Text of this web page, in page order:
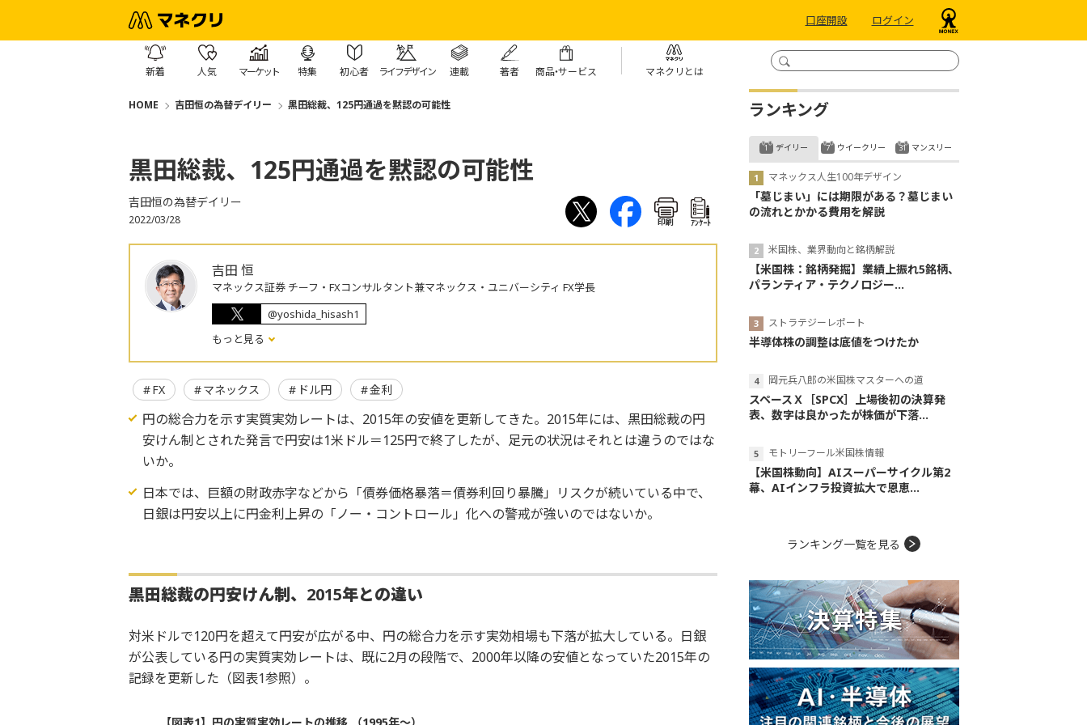
口座開設 ログイン
新着 人気 マーケット 特集 初心者 ライフデザイン 連載 著者 商品・サービス マネクリとは
HOME 吉田恒の為替デイリー 黒田総裁、125円通過を黙認の可能性
黒田総裁、125円通過を黙認の可能性
吉田恒の為替デイリー
2022/03/28 印刷 ｱﾝｹｰﾄ
吉田 恒
マネックス証券 チーフ・FXコンサルタント兼マネックス・ユニバーシティ FX学長
@yoshida_hisash1
もっと見る
FX マネックス ドル円 金利
円の総合力を示す実質実効レートは、2015年の安値を更新してきた。2015年には、黒田総裁の円
安けん制とされた発言で円安は1米ドル＝125円で終了したが、足元の状況はそれとは違うのではな
いか。
日本では、巨額の財政赤字などから「債券価格暴落＝債券利回り暴騰」リスクが続いている中で、
日銀は円安以上に円金利上昇の「ノー・コントロール」化への警戒が強いのではないか。
黒田総裁の円安けん制、2015年との違い
対米ドルで120円を超えて円安が広がる中、円の総合力を示す実効相場も下落が拡大している。日銀
が公表している円の実質実効レートは、既に2月の段階で、2000年以降の安値となっていた2015年の
記録を更新した（図表1参照）。
ランキング
デイリー
マネックス人生100年デザイン
「墓じまい」には期限がある？墓じまい
の流れとかかる費用を解説
米国株、業界動向と銘柄解説
【米国株：銘柄発掘】業績上振れ5銘柄、
パランティア・テクノロジー...
ストラテジーレポート
半導体株の調整は底値をつけたか
岡元兵八郎の米国株マスターへの道
スペースＸ［SPCX］上場後初の決算発
表、数字は良かったが株価が下落...
モトリーフール米国株情報
【米国株動向】AIスーパーサイクル第2
幕、AIインフラ投資拡大で恩恵...
ウイークリー マンスリー
ランキング一覧を見る